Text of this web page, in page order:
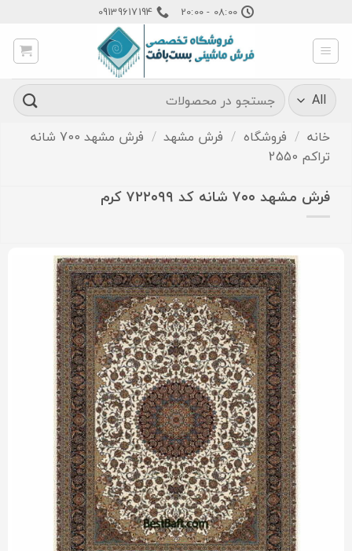
content
08:00 - 20:00
09139617194
جستجو
برای:
خانه / فروشگاه / فرش مشهد /
فرش مشهد 700 شانه
تراکم 2550
فرش مشهد ۷۰۰ شانه کد ۷۲۲۰۹۹ کرم